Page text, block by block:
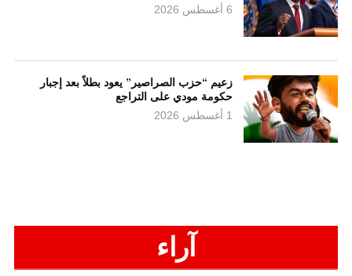
6 أغسطس 2026
زعيم “حزب الصراصير” يعود بطلاً بعد إجبار
حكومة مودي على التراجع
1 أغسطس 2026
آراء